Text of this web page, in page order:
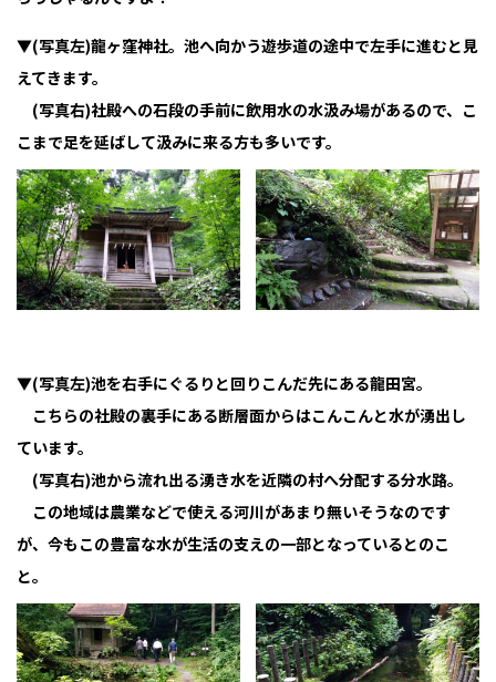
▼(写真左)龍ヶ窪神社。池へ向かう遊歩道の途中で左手に進むと見
えてきます。
(写真右)社殿への石段の手前に飲用水の水汲み場があるので、こ
こまで足を延ばして汲みに来る方も多いです。
▼(写真左)池を右手にぐるりと回りこんだ先にある龍田宮。
こちらの社殿の裏手にある断層面からはこんこんと水が湧出し
ています。
(写真右)池から流れ出る湧き水を近隣の村へ分配する分水路。
この地域は農業などで使える河川があまり無いそうなのです
が、今もこの豊富な水が生活の支えの一部となっているとのこ
と。